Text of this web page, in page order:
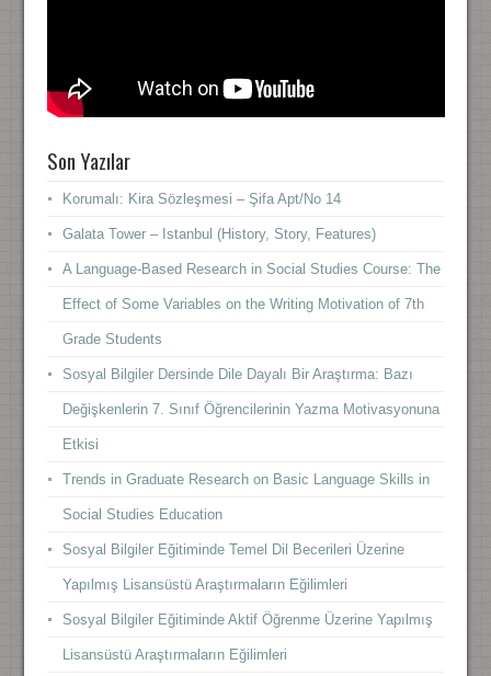
Son Yazılar
Korumalı: Kira Sözleşmesi – Şifa Apt/No 14
Galata Tower – Istanbul (History, Story, Features)
A Language-Based Research in Social Studies Course: The
Effect of Some Variables on the Writing Motivation of 7th
Grade Students
Sosyal Bilgiler Dersinde Dile Dayalı Bir Araştırma: Bazı
Değişkenlerin 7. Sınıf Öğrencilerinin Yazma Motivasyonuna
Etkisi
Trends in Graduate Research on Basic Language Skills in
Social Studies Education
Sosyal Bilgiler Eğitiminde Temel Dil Becerileri Üzerine
Yapılmış Lisansüstü Araştırmaların Eğilimleri
Sosyal Bilgiler Eğitiminde Aktif Öğrenme Üzerine Yapılmış
Lisansüstü Araştırmaların Eğilimleri